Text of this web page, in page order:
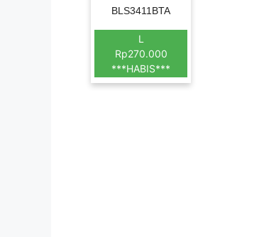
BLS3411BTA
L
Rp270.000
***HABIS***